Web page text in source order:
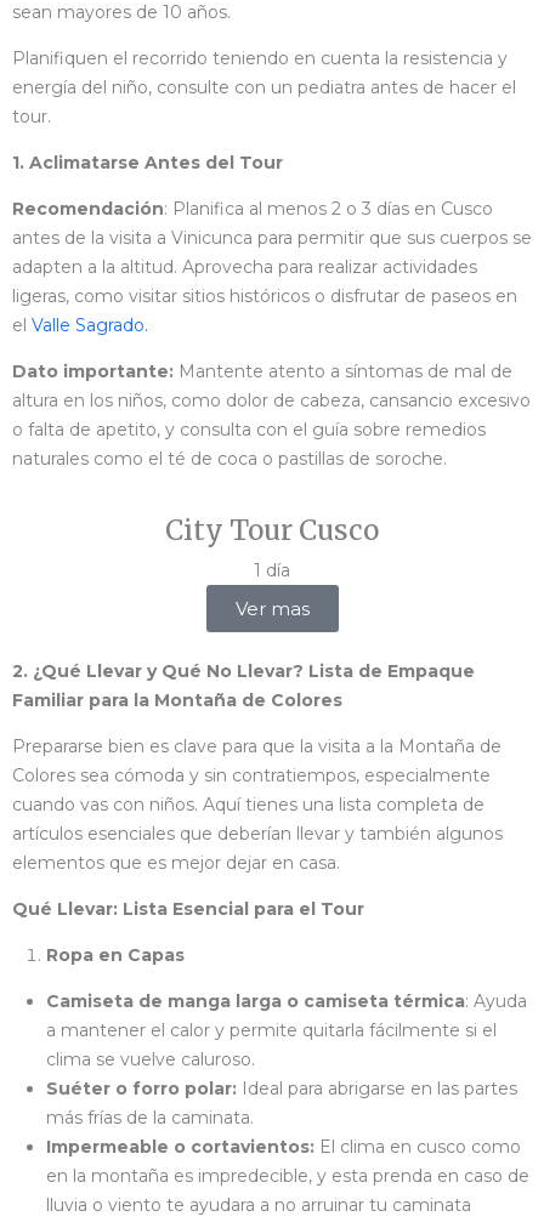
sean mayores de 10 años.
Planifiquen el recorrido teniendo en cuenta la resistencia y
energía del niño, consulte con un pediatra antes de hacer el
tour.
1. Aclimatarse Antes del Tour
Recomendación: Planifica al menos 2 o 3 días en Cusco
antes de la visita a Vinicunca para permitir que sus cuerpos se
adapten a la altitud. Aprovecha para realizar actividades
ligeras, como visitar sitios históricos o disfrutar de paseos en
el Valle Sagrado.
Dato importante: Mantente atento a síntomas de mal de
altura en los niños, como dolor de cabeza, cansancio excesivo
o falta de apetito, y consulta con el guía sobre remedios
naturales como el té de coca o pastillas de soroche.
City Tour Cusco
1 día
Ver mas
2. ¿Qué Llevar y Qué No Llevar? Lista de Empaque
Familiar para la Montaña de Colores
Prepararse bien es clave para que la visita a la Montaña de
Colores sea cómoda y sin contratiempos, especialmente
cuando vas con niños. Aquí tienes una lista completa de
artículos esenciales que deberían llevar y también algunos
elementos que es mejor dejar en casa.
Qué Llevar: Lista Esencial para el Tour
Ropa en Capas
Camiseta de manga larga o camiseta térmica: Ayuda
a mantener el calor y permite quitarla fácilmente si el
clima se vuelve caluroso.
Suéter o forro polar: Ideal para abrigarse en las partes
más frías de la caminata.
Impermeable o cortavientos: El clima en cusco como
en la montaña es impredecible, y esta prenda en caso de
lluvia o viento te ayudara a no arruinar tu caminata